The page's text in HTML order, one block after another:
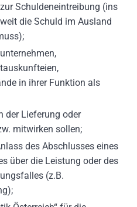
Schuldeneintreibung (ins
die Schuld im Ausland
in ihrer Funktion als
der Lieferung oder
mitwirken sollen;
des Abschlusses eines
über die Leistung oder des
(z.B.